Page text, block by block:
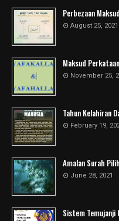
Perbezaan
August 25, 2021
Maksud
November 25,
Tahun Kelahiran
February 19,
Amalan Surah
June 28, 2021
Sistem Temujanji